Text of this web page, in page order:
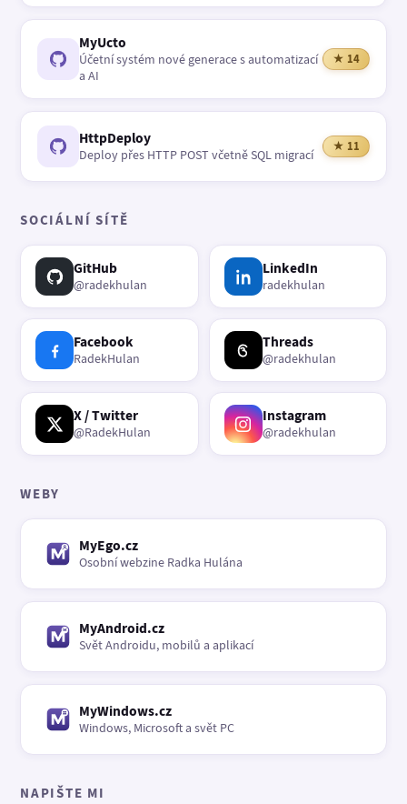
MyUcto
Účetní systém nové generace s automatizací
a AI
★ 14
HttpDeploy
Deploy přes HTTP POST včetně SQL migrací
★ 11
SOCIÁLNÍ SÍTĚ
GitHub
@radekhulan
LinkedIn
radekhulan
Facebook
RadekHulan
Threads
@radekhulan
X / Twitter
@RadekHulan
Instagram
@radekhulan
WEBY
MyEgo.cz
Osobní webzine Radka Hulána
MyAndroid.cz
Svět Androidu, mobilů a aplikací
MyWindows.cz
Windows, Microsoft a svět PC
NAPIŠTE MI